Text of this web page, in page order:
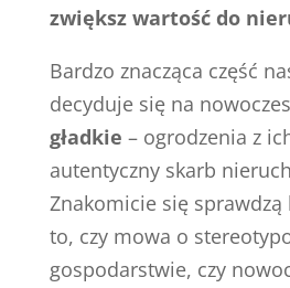
zwiększ wartość do
Bardzo znacząca część
decyduje się na
gładkie – ogrodzenia z
autentyczny skarb
Znakomicie się sprawdzą
to, czy mowa o
gospodarstwie, czy